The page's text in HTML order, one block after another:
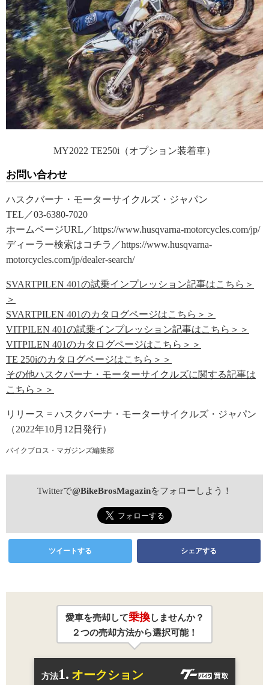
MY2022 TE250i（オプション装着車）
お問い合わせ
ハスクバーナ・モーターサイクルズ・ジャパン
TEL／03-6380-7020
ホームページURL／https://www.husqvarna-motorcycles.com/jp/
ディーラー検索はコチラ／https://www.husqvarna-
motorcycles.com/jp/dealer-search/
SVARTPILEN 401の試乗インプレッション記事はこちら＞
＞
SVARTPILEN 401のカタログページはこちら＞＞
VITPILEN 401の試乗インプレッション記事はこちら＞＞
VITPILEN 401のカタログページはこちら＞＞
TE 250iのカタログページはこちら＞＞
その他ハスクバーナ・モーターサイクルズに関する記事は
こちら＞＞
リリース = ハスクバーナ・モーターサイクルズ・ジャパン
（2022年10月12日発行）
バイクブロス・マガジンズ編集部
Twitterで@BikeBrosMagazinをフォローしよう！
ツイートする シェアする
愛車を売却して乗換しませんか？
２つの売却方法から選択可能！
方法1. オークション